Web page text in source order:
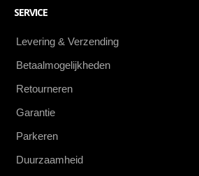
SERVICE
Levering & Verzending
Betaalmogelijkheden
Retourneren
Garantie
Parkeren
Duurzaamheid